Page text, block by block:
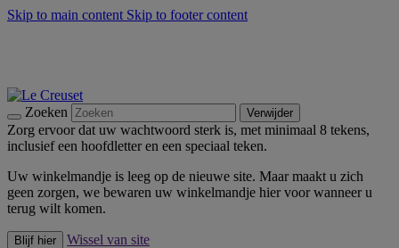
Skip to main content Skip to footer content
Zoeken Verwijder
Zorg ervoor dat uw wachtwoord sterk is, met minimaal 8 tekens,
inclusief een hoofdletter en een speciaal teken.
Uw winkelmandje is leeg op de nieuwe site. Maar maakt u zich
geen zorgen, we bewaren uw winkelmandje hier voor wanneer u
terug wilt komen.
Blijf hier
Wissel van site